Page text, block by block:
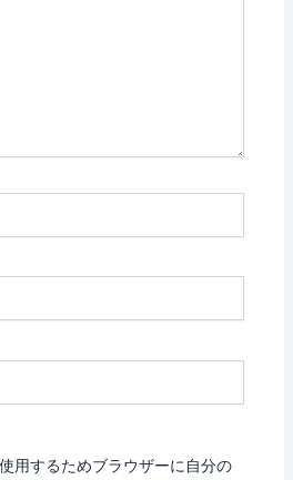
用するためブラウザーに自分の